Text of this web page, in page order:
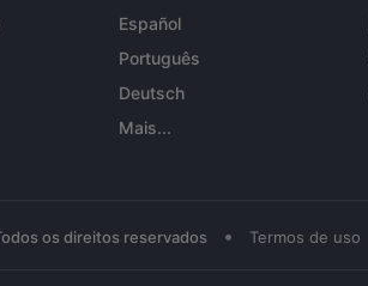
Español
Português
Deutsch
Mais...
os direitos reservados • Termos de uso